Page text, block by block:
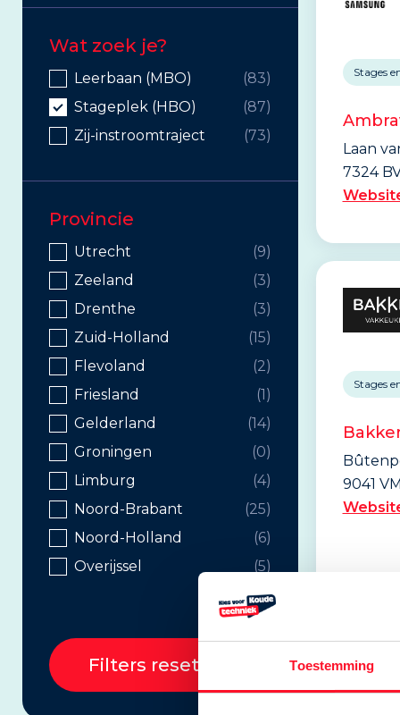
Toestemming
Wat zoek je?
Wat zoek je?
Leerbaan (MBO)
(83)
Stageplek (HBO)
(87)
Zij-instroomtraject
(73)
Provincie
Provincie
Utrecht
(9)
Zeeland
(3)
Drenthe
(3)
Zuid-Holland
(15)
Flevoland
(2)
Friesland
(1)
Gelderland
(14)
Groningen
(0)
Limburg
(4)
Noord-Brabant
(25)
Noord-Holland
(6)
Overijssel
(5)
Filters resetten
Stages
Laan
7324
Stages
9041